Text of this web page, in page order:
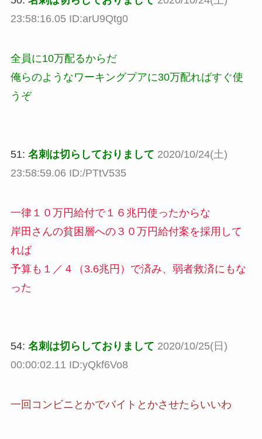
23:58:16.05 ID:arU9Qtg0
全員に10万配るからだ
俺らのようなワーキングプアに30万配ればすぐ使
うぞ
51: 名刺は切らしておりまして 2020/10/24(土)
23:58:59.06 ID:/PTtV535
一律１０万円給付で１６兆円使ったからな
岸田さんの貧困層への３０万円給付案を採用して
れば
予算も１／４（3.6兆円）で済み、弱者救済にもな
った
54: 名刺は切らしておりまして 2020/10/25(日)
00:00:02.11 ID:yQkf6Vo8
一回コンビニとかでバイトとかさせたらいいわ